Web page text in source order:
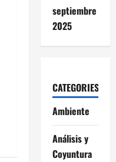
septiembre
2025
CATEGORIES
Ambiente
Análisis y
Coyuntura